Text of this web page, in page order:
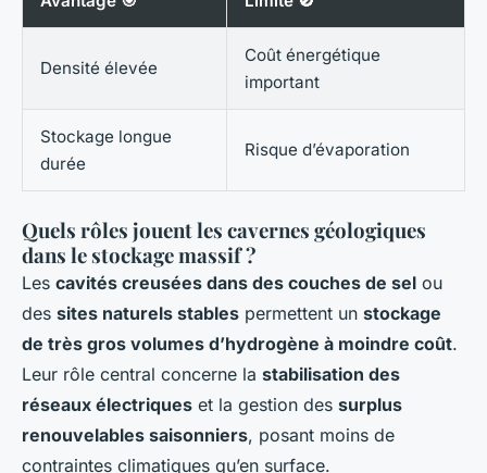
Densité élevée
Coût énergétique
important
Stockage longue
durée
Risque d’évaporation
Quels rôles jouent les cavernes géologiques
dans le stockage massif ?
Les cavités creusées dans des couches de sel ou
des sites naturels stables permettent un stockage
de très gros volumes d’hydrogène à moindre coût.
Leur rôle central concerne la stabilisation des
réseaux électriques et la gestion des surplus
renouvelables saisonniers, posant moins de
contraintes climatiques qu’en surface.